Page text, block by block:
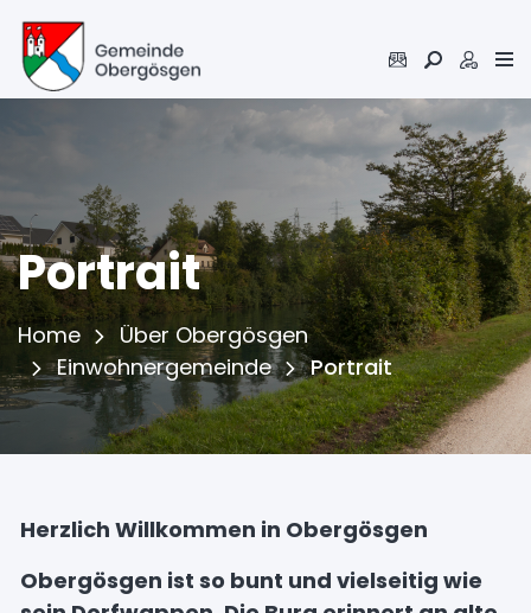
Kopfzeile
Inhalt
Portrait
Home
Über Obergösgen
Einwohnergemeinde
Portrait
Herzlich Willkommen in Obergösgen
Obergösgen ist so bunt und vielseitig wie